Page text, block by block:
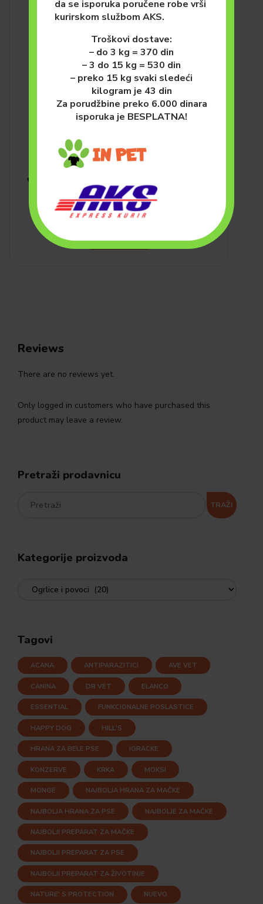
VETERINARSKE DIJETE PSI
VetSolution Gastrointestinal
Adult, 12kg
11,400.00рсд
DODAJ U KORPU
Reviews
There are no reviews yet.
Only logged in customers who have purchased this
product may leave a review.
Pretraži prodavnicu
TRAŽI
Kategorije proizvoda
Tagovi
ACANA ANTIPARAZITICI AVE VET
CANINA DR VET ELANCO
ESSENTIAL FUNKCIONALNE POSLASTICE
HAPPY DOG HILL'S
HRANA ZA BELE PSE IGRACKE
KONZERVE KRKA MOKSI
MONGE NAJBOLJA HRANA ZA MAČKE
NAJBOLJA HRANA ZA PSE NAJBOLJE ZA MAČKE
NAJBOLJI PREPARAT ZA MAČKE
NAJBOLJI PREPARAT ZA PSE
NAJBOLJI PREPARAT ZA ŽIVOTINJE
NATURE' S PROTECTION NUEVO
da se isporuka poručene robe vrši
kurirskom službom AKS.
Troškovi dostave:
– do 3 kg = 370 din
– 3 do 15 kg = 530 din
– preko 15 kg svaki sledeći
kilogram je 43 din
Za porudžbine preko 6.000 dinara
isporuka je BESPLATNA!